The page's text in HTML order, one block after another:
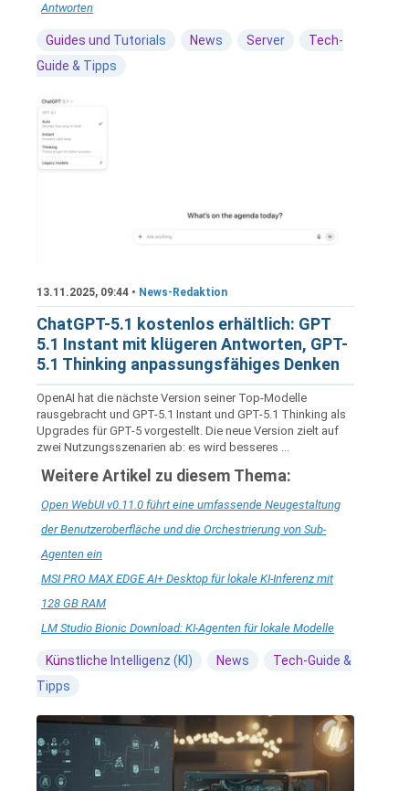
Antworten
Guides und Tutorials News Server
Tech-
Guide & Tipps
13.11.2025, 09:44 • News-Redaktion
ChatGPT-5.1 kostenlos erhältlich: GPT
5.1 Instant mit klügeren Antworten, GPT-
5.1 Thinking anpassungsfähiges Denken
OpenAI hat die nächste Version seiner Top-Modelle
rausgebracht und GPT-5.1 Instant und GPT-5.1 Thinking als
Upgrades für GPT-5 vorgestellt. Die neue Version zielt auf
zwei Nutzungsszenarien ab: es wird besseres ...
Weitere Artikel zu diesem Thema:
Open WebUI v0.11.0 führt eine umfassende Neugestaltung
der Benutzeroberfläche und die Orchestrierung von Sub-
Agenten ein
MSI PRO MAX EDGE AI+ Desktop für lokale KI-Inferenz mit
128 GB RAM
LM Studio Bionic Download: KI-Agenten für lokale Modelle
Künstliche Intelligenz (KI) News
Tech-Guide &
Tipps